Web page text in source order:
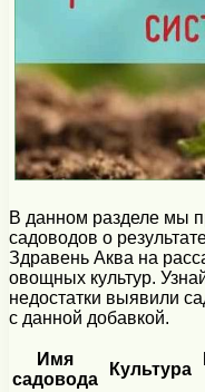
В данном разделе мы
садоводов о
Здравень Аква на
овощных культур.
недостатки выявили
с данной добавкой.
Имя
садовода
Культура